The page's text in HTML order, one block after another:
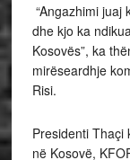
“Angazhimi
dhe kjo ka
Kosovës”, ka
mirëseardhje
Risi.
Presidenti Thaçi
në Kosovë,